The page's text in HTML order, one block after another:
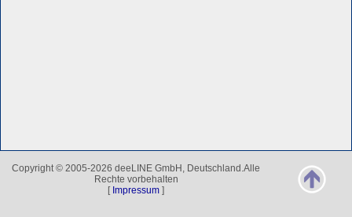
Copyright © 2005-2026 deeLINE GmbH, Deutschland.Alle
Rechte vorbehalten
[ Impressum ]